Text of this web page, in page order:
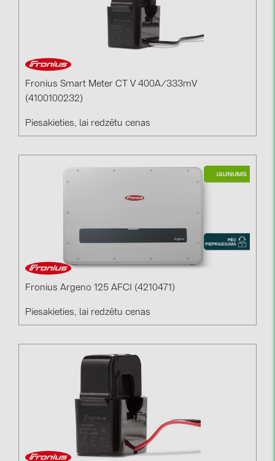
Fronius Smart Meter CT V 400A/333mV
(4100100232)
Piesakieties, lai redzētu cenas
Fronius Argeno 125 AFCI (4210471)
Piesakieties, lai redzētu cenas